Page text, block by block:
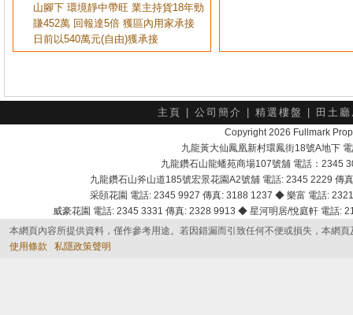
山腳下 環境靜中帶旺 業主持貨18年勁
賺452萬 回報達5倍 獲區內用家承接
日前以540萬元(自由)獲承接
主頁 公司簡介 精選樓盤 田土
Copyright 2026 Fullmark
九龍黃大仙鳳凰新村環鳳街18號A地下
九龍鑽石山龍蟠苑商場107號舖 電話：2345
九龍鑽石山斧山道185號宏景花園A2號舖 電話: 2345 2229
采頣花園 電話: 2345 9927 傳真: 3188 1237 ◆ 樂富 電話:
威豪花園 電話: 2345 3331 傳真: 2328 9913 ◆ 星河明居/悅庭軒 電話
本網頁內容所提供資料，僅作參考用途。若因錯漏而引致任何不便或損失，本網
使用條款
私隱政策聲明